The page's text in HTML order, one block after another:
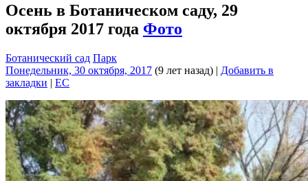
Осень в Ботаническом саду, 29
октября 2017 года Фото
Ботанический сад Парк
Понедельник, 30 октября, 2017 (9 лет назад) | Добавить в
закладки | EC